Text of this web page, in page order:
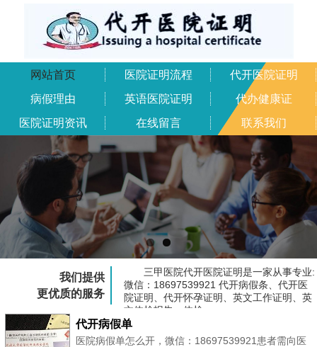
网站首页 医院证明流程
代开医院证明
病假理由
英语医院证明
代办健康证
医院证明资讯
在线留言 联系我们
我们提供
更优质的服务
三甲医院代开医院证明是一家从事专业:
微信：18697539921 代开病假条、代开医
院证明、代开怀孕证明、英文工作证明、英
文体检报告、体检...
代开病假单
医院病假单怎么开，微信：18697539921患者需向医